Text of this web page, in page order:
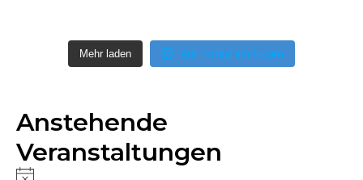
Mehr laden Auf Instagram folgen
Anstehende
Veranstaltungen